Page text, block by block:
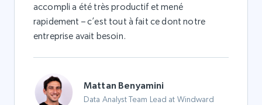
accompli a été très productif et mené
rapidement – c’est tout à fait ce dont notre
entreprise avait besoin.
Mattan Benyamini
Data Analyst Team Lead at Windward